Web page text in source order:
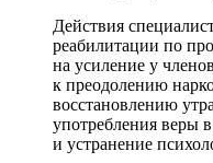
Действия
реабилитации по
на усиление у
к преодолению
восстановлению
употребления веры
и устранение